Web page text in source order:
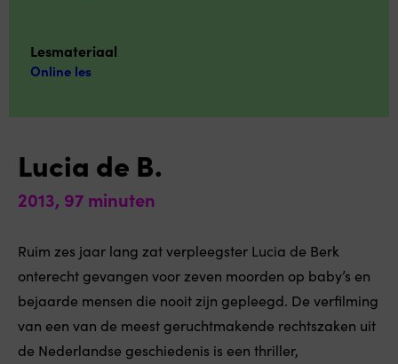
Lesmateriaal
Online les
Lucia de B.
2013, 97 minuten
Ruim zes jaar lang zat verpleegster Lucia de Berk
onterecht gevangen voor zeven moorden op baby’s en
bejaarde mensen die nooit zijn gepleegd. De verfilming
van een van de meest geruchtmakende rechtszaken uit
de Nederlandse geschiedenis is een thriller,